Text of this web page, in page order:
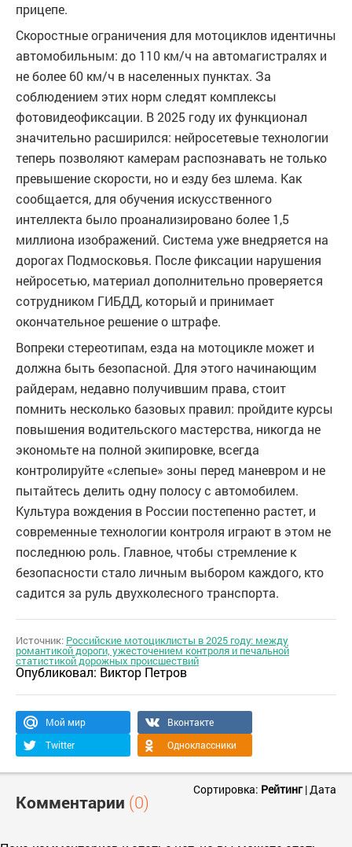
прицепе.
Скоростные ограничения для мотоциклов идентичны
автомобильным: до 110 км/ч на автомагистралях и
не более 60 км/ч в населенных пунктах. За
соблюдением этих норм следят комплексы
фотовидеофиксации. В 2025 году их функционал
значительно расширился: нейросетевые технологии
теперь позволяют камерам распознавать не только
превышение скорости, но и езду без шлема. Как
сообщается, для обучения искусственного
интеллекта было проанализировано более 1,5
миллиона изображений. Система уже внедряется на
дорогах Подмосковья. После фиксации нарушения
нейросетью, материал дополнительно проверяется
сотрудником ГИБДД, который и принимает
окончательное решение о штрафе.
Вопреки стереотипам, езда на мотоцикле может и
должна быть безопасной. Для этого начинающим
райдерам, недавно получившим права, стоит
помнить несколько базовых правил: пройдите курсы
повышения водительского мастерства, никогда не
экономьте на полной экипировке, всегда
контролируйте «слепые» зоны перед маневром и не
пытайтесь делить одну полосу с автомобилем.
Культура вождения в России постепенно растет, и
современные технологии контроля играют в этом не
последнюю роль. Главное, чтобы стремление к
безопасности стало личным выбором каждого, кто
садится за руль двухколесного транспорта.
Источник: Российские мотоциклисты в 2025 году: между
романтикой дороги, ужесточением контроля и печальной
статистикой дорожных происшествий
Опубликовал: Виктор Петров
Мой мир
Вконтакте
Twitter
Одноклассники
Комментарии (0)
Сортировка: Рейтинг|Дата